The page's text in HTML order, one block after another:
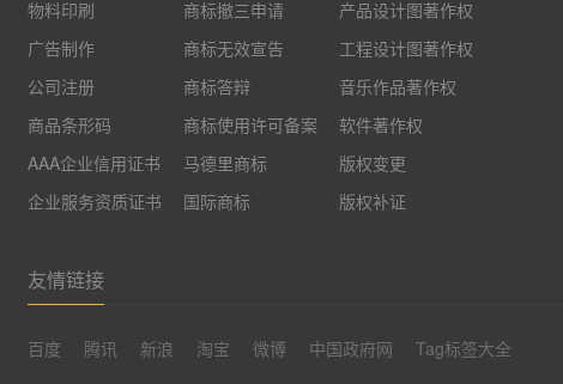
物料印刷
广告制作
公司注册
商品条形码
AAA企业信用证书
企业服务资质证书
商标撤三申请
商标无效宣告
商标答辩
商标使用许可备案
马德里商标
国际商标
产品设计图著作权
工程设计图著作权
音乐作品著作权
软件著作权
版权变更
版权补证
友情链接
百度 腾讯 新浪 淘宝 微博 中国政府网 Tag标签大全